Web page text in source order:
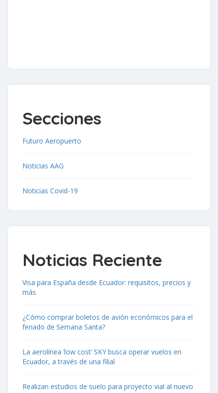
Secciones
Futuro Aeropuerto
Noticias AAG
Noticias Covid-19
Noticias Reciente
Visa para España desde Ecuador: requisitos, precios y
más
¿Cómo comprar boletos de avión económicos para el
feriado de Semana Santa?
La aerolínea ‘low cost’ SKY busca operar vuelos en
Ecuador, a través de una filial
Realizan estudios de suelo para proyecto vial al nuevo